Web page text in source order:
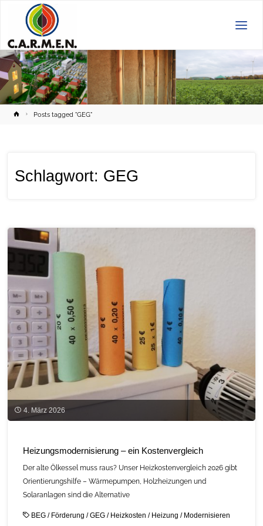
HomePosts tagged "GEG"
Schlagwort: GEG
4. März 2026
Heizungsmodernisierung – ein Kostenvergleich
Der alte Ölkessel muss raus? Unser Heizkostenvergleich 2026 gibt
Orientierungshilfe – Wärmepumpen, Holzheizungen und
Solaranlagen sind die Alternative
BEG / Förderung /GEG / Heizkosten / Heizung / Modernisieren